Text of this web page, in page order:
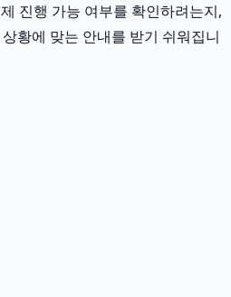
진행 가능 여부를 확인하려는지,
황에 맞는 안내를 받기 쉬워집니